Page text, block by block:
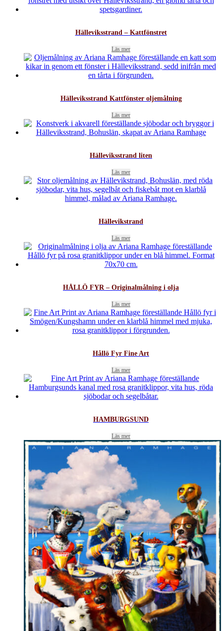
Hälleviksstrand – Kattfönstret
Läs mer
Hälleviksstrand Kattfönster oljemålning
Läs mer
Hälleviksstrand liten
Läs mer
Hällevikstrand
Läs mer
HÅLLÖ FYR – Originalmålning i olja
Läs mer
Hållö Fyr Fine Art
Läs mer
HAMBURGSUND
Läs mer